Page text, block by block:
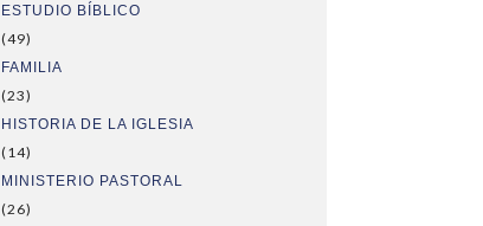
ESTUDIO BÍBLICO
(49)
FAMILIA
(23)
HISTORIA DE LA IGLESIA
(14)
MINISTERIO PASTORAL
(26)